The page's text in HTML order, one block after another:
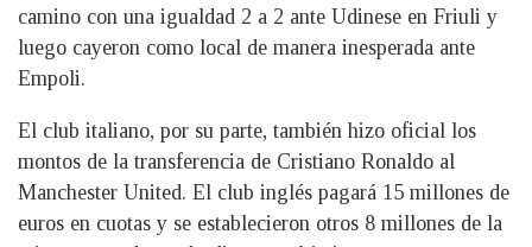
camino con una igualdad 2 a 2 ante Udinese en Friuli y
luego cayeron como local de manera inesperada ante
Empoli.
El club italiano, por su parte, también hizo oficial los
montos de la transferencia de Cristiano Ronaldo al
Manchester United. El club inglés pagará 15 millones de
euros en cuotas y se establecieron otros 8 millones de la